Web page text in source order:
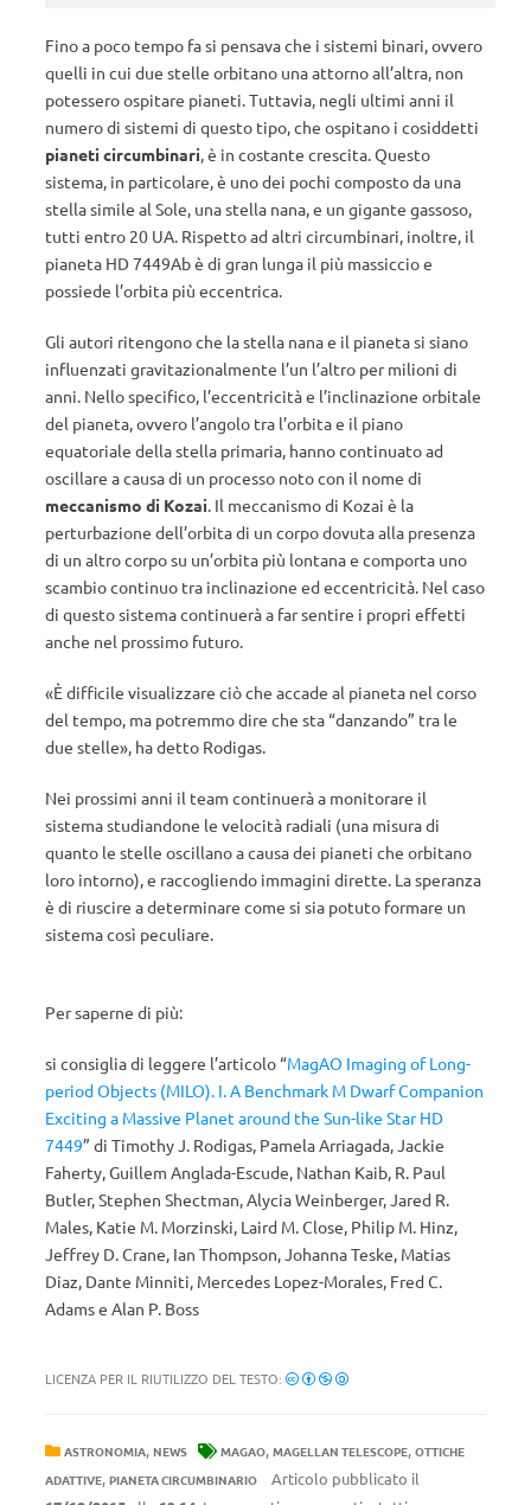
Fino a poco tempo fa si pensava che i sistemi binari, ovvero
quelli in cui due stelle orbitano una attorno all’altra, non
potessero ospitare pianeti. Tuttavia, negli ultimi anni il
numero di sistemi di questo tipo, che ospitano i cosiddetti
pianeti circumbinari, è in costante crescita. Questo
sistema, in particolare, è uno dei pochi composto da una
stella simile al Sole, una stella nana, e un gigante gassoso,
tutti entro 20 UA. Rispetto ad altri circumbinari, inoltre, il
pianeta HD 7449Ab è di gran lunga il più massiccio e
possiede l’orbita più eccentrica.
Gli autori ritengono che la stella nana e il pianeta si siano
influenzati gravitazionalmente l’un l’altro per milioni di
anni. Nello specifico, l’eccentricità e l’inclinazione orbitale
del pianeta, ovvero l’angolo tra l’orbita e il piano
equatoriale della stella primaria, hanno continuato ad
oscillare a causa di un processo noto con il nome di
meccanismo di Kozai. Il meccanismo di Kozai è la
perturbazione dell’orbita di un corpo dovuta alla presenza
di un altro corpo su un’orbita più lontana e comporta uno
scambio continuo tra inclinazione ed eccentricità. Nel caso
di questo sistema continuerà a far sentire i propri effetti
anche nel prossimo futuro.
«Èdifficile visualizzare ciò che accade al pianeta nel corso
del tempo, ma potremmo dire che sta “danzando” tra le
due stelle», ha detto Rodigas.
Nei prossimi anni il team continuerà a monitorare il
sistema studiandone le velocità radiali (una misura di
quanto le stelle oscillano a causa dei pianeti che orbitano
loro intorno), e raccogliendo immagini dirette. La speranza
è di riuscire a determinare come si sia potuto formare un
sistema così peculiare.
Per saperne di più:
si consiglia di leggere l’articolo “MagAO Imaging of Long-
period Objects (MILO). I. A Benchmark M Dwarf Companion
Exciting a Massive Planet around the Sun-like Star HD
7449” di Timothy J. Rodigas, Pamela Arriagada, Jackie
Faherty, Guillem Anglada-Escude, Nathan Kaib, R. Paul
Butler, Stephen Shectman, Alycia Weinberger, Jared R.
Males, Katie M. Morzinski, Laird M. Close, Philip M. Hinz,
Jeffrey D. Crane, Ian Thompson, Johanna Teske, Matias
Diaz, Dante Minniti, Mercedes Lopez-Morales, Fred C.
Adams e Alan P. Boss
LICENZA PER IL RIUTILIZZO DEL TESTO:
ASTRONOMIA, NEWS MAGAO, MAGELLAN TELESCOPE, OTTICHE
ADATTIVE, PIANETA CIRCUMBINARIO
Articolo pubblicato il